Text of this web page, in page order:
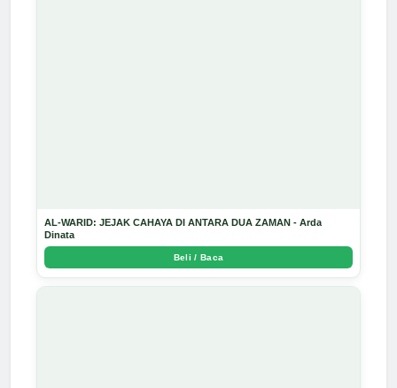
AL-WARID: JEJAK CAHAYA DI ANTARA DUA ZAMAN - Arda
Dinata
Beli / Baca